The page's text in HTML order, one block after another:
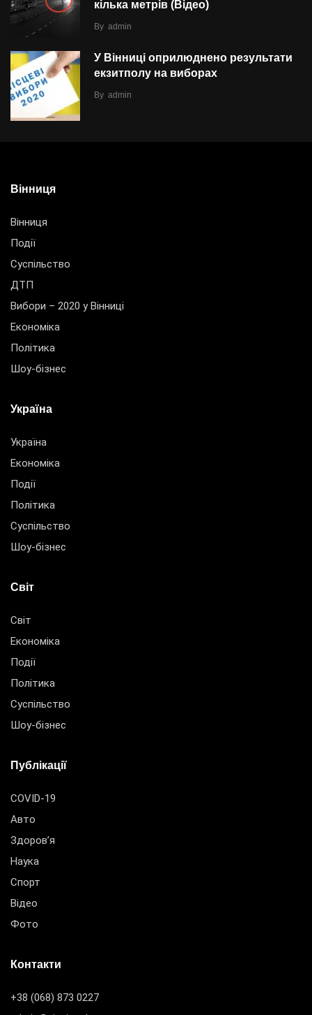
кілька метрів (Відео)
By admin
У Вінниці оприлюднено результати
екзитполу на виборах
By admin
Вінниця
Вінниця
Події
Суспільство
ДТП
Вибори – 2020 у Вінниці
Економіка
Політика
Шоу-бізнес
Україна
Україна
Економіка
Події
Політика
Суспільство
Шоу-бізнес
Світ
Світ
Економіка
Події
Політика
Суспільство
Шоу-бізнес
Публікації
COVID-19
Авто
Здоров’я
Наука
Спорт
Відео
Фото
Контакти
+38 (068) 873 0227